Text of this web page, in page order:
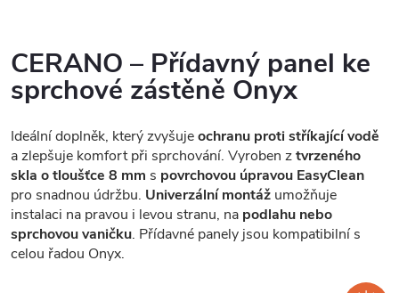
CERANO – Přídavný panel ke
sprchové zástěně Onyx
Ideální doplněk, který zvyšujeochranu proti stříkající vodě
a zlepšuje komfort při sprchování. Vyroben ztvrzeného
skla o tloušťce 8 mm s povrchovou úpravou EasyClean
pro snadnou údržbu. Univerzální montáž umožňuje
instalaci na pravou i levou stranu, na podlahu nebo
sprchovou vaničku. Přídavné panely jsou kompatibilní s
celou řadou Onyx.